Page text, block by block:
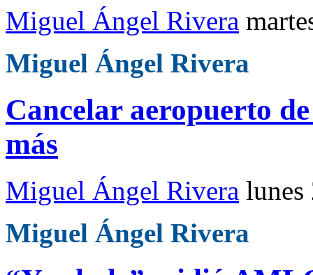
Miguel Ángel Rivera
Miguel Ángel Rivera
Cancelar aeropuerto
más
Miguel Ángel Rivera lunes
Miguel Ángel Rivera